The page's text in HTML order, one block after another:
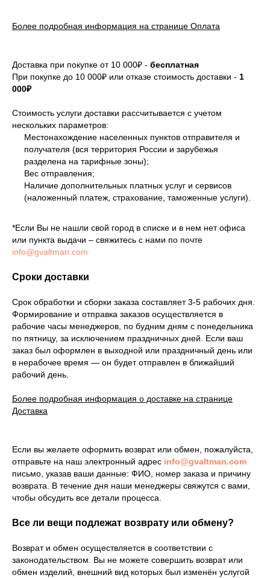
Более подробная информация на странице Оплата
Доставка при покупке от 10 000₽ - бесплатная
При покупке до 10 000₽ или отказе стоимость доставки - 1
000₽
Стоимость услуги доставки рассчитывается с учетом
нескольких параметров:
Местонахождение населенных пунктов отправителя и
получателя (вся территория России и зарубежья
разделена на тарифные зоны);
Вес отправления;
Наличие дополнительных платных услуг и сервисов
(наложенный платеж, страхование, таможенные услуги).
*Если Вы не нашли свой город в списке и в нем нет офиса
или пункта выдачи – свяжитесь с нами по почте
info@gvaltman.com
Сроки доставки
Срок обработки и сборки заказа составляет 3-5 рабочих дня.
Формирование и отправка заказов осуществляется в
рабочие часы менеджеров, по будним дням с понедельника
по пятницу, за исключением праздничных дней. Если ваш
заказ был оформлен в выходной или праздничный день или
в нерабочее время — он будет отправлен в ближайший
рабочий день.
Более подробная информация о доставке на странице
Доставка
Если вы желаете оформить возврат или обмен, пожалуйста,
отправьте на наш электронный адрес info@gvaltman.com
письмо, указав ваши данные: ФИО, номер заказа и причину
возврата. В течение дня наши менеджеры свяжутся с вами,
чтобы обсудить все детали процесса.
Все ли вещи подлежат возврату или обмену?
Возврат и обмен осуществляется в соответствии с
законодательством. Вы не можете совершить возврат или
обмен изделий, внешний вид которых был изменён услугой